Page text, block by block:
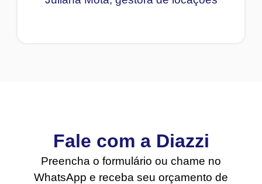
Fale com a Diazzi
Preencha o formulário ou chame no
WhatsApp e receba seu orçamento de